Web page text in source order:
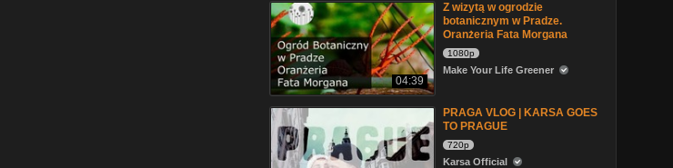
04:39
Z wizytą w ogrodzie
botanicznym w Pradze.
Oranżeria Fata Morgana
1080p
Make Your Life Greener
PRAGA VLOG | KARSA GOES
TO PRAGUE
720p
Karsa Official